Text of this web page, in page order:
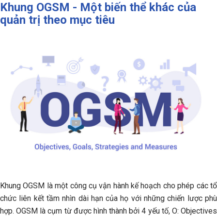
Khung OGSM - Một biến thể khác của
quản trị theo mục tiêu
Khung OGSM là một công cụ vận hành kế hoạch cho phép các tổ
chức liên kết tầm nhìn dài hạn của họ với những chiến lược phù
hợp. OGSM là cụm từ được hình thành bởi 4 yếu tố, O: Objectives